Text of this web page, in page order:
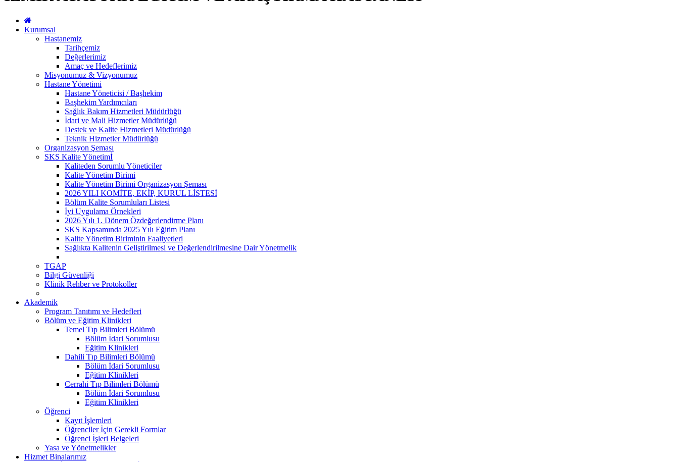
Kurumsal
Hastanemiz
Tarihçemiz
Değerlerimiz
Amaç ve Hedeflerimiz
Misyonumuz & Vizyonumuz
Hastane Yönetimi
Hastane Yöneticisi / Başhekim
Başhekim Yardımcıları
Sağlık Bakım Hizmetleri Müdürlüğü
İdari ve Mali Hizmetler Müdürlüğü
Destek ve Kalite Hizmetleri Müdürlüğü
Teknik Hizmetler Müdürlüğü
Organizasyon Şeması
SKS Kalite Yönetimİ
Kaliteden Sorumlu Yöneticiler
Kalite Yönetim Birimi
Kalite Yönetim Birimi Organizasyon Şeması
2026 YILI KOMİTE, EKİP, KURUL LİSTESİ
Bölüm Kalite Sorumluları Listesi
İyi Uygulama Örnekleri
2026 Yılı 1. Dönem Özdeğerlendirme Planı
SKS Kapsamında 2025 Yılı Eğitim Planı
Kalite Yönetim Biriminin Faaliyetleri
Sağlıkta Kalitenin Geliştirilmesi ve Değerlendirilmesine Dair Yönetmelik
TGAP
Bilgi Güvenliği
Klinik Rehber ve Protokoller
Akademik
Program Tanıtımı ve Hedefleri
Bölüm ve Eğitim Klinikleri
Temel Tıp Bilimleri Bölümü
Bölüm İdari Sorumlusu
Eğitim Klinikleri
Dahili Tıp Bilimleri Bölümü
Bölüm İdari Sorumlusu
Eğitim Klinikleri
Cerrahi Tıp Bilimleri Bölümü
Bölüm İdari Sorumlusu
Eğitim Klinikleri
Öğrenci
Kayıt İşlemleri
Öğrenciler İçin Gerekli Formlar
Öğrenci İşleri Belgeleri
Yasa ve Yönetmelikler
Hizmet Binalarımız